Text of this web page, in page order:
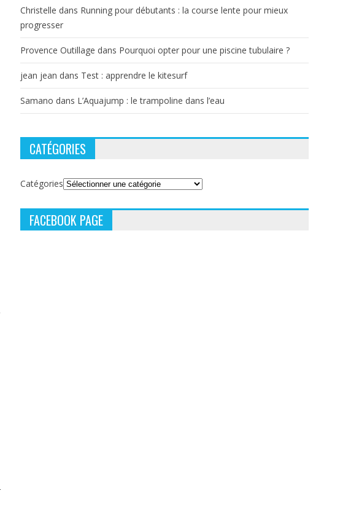
Christelle dans Running pour débutants : la course lente pour mieux
progresser
Provence Outillage dans Pourquoi opter pour une piscine tubulaire ?
jean jean dans Test : apprendre le kitesurf
Samano dans L’Aquajump : le trampoline dans l’eau
CATÉGORIES
Catégories
FACEBOOK PAGE